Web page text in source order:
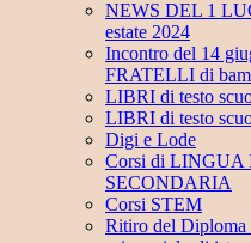
NEWS DEL 1
estate 2024
Incontro del 14
FRATELLI di
LIBRI di testo
LIBRI di testo
Digi e Lode
Corsi di LINGUA
SECONDARIA
Corsi STEM
Ritiro del Diploma